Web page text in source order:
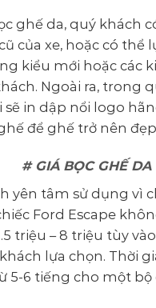
ghế da, quý khách
của xe, hoặc có thể
kiểu mới hoặc các
Ngoài ra, trong
in dập nổi logo
để ghế trở nên
# GIÁ BỌC GHẾ DA
yên tâm sử dụng vì
Ford Escape
triệu – 8 triệu tùy
lựa chọn. Thời
5-6 tiếng cho một bộ